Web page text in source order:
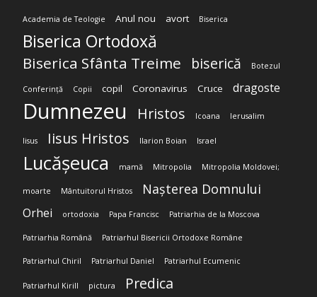
Academia de Teologie Anul nou avort Biserica
Biserica Ortodoxă
Biserica Sfânta Treime biserică Botezul
Conferință Copii copil Coronavirus Cruce dragoste
Dumnezeu Hristos Icoana Ierusalim
Iisus Iisus Hristos Ilarion Boian Israel
Lucășeuca mamă Mitropolia Mitropolia Moldovei;
moarte Mântuitorul Hristos Nașterea Domnului
Orhei ortodoxia Papa Francisc Patriarhia de la Moscova
Patriarhia Română Patriarhul Bisericii Ortodoxe Române
Patriarhul Chiril Patriarhul Daniel Patriarhul Ecumenic
Patriarhul Kirill pictura Predica